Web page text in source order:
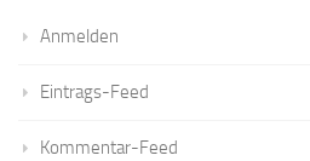
Anmelden
Eintrags-Feed
Kommentar-Feed